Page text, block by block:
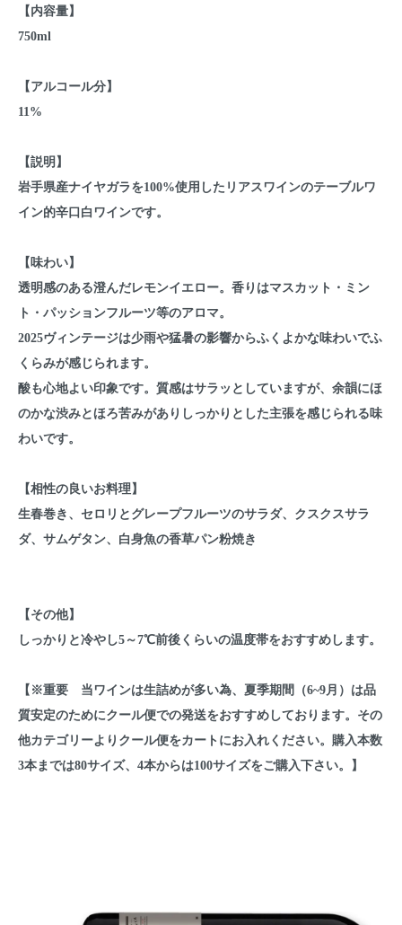
【内容量】
750ml
【アルコール分】
11%
【説明】
岩手県産ナイヤガラを100%使用したリアスワインのテーブルワ
イン的辛口白ワインです。
【味わい】
透明感のある澄んだレモンイエロー。香りはマスカット・ミン
ト・パッションフルーツ等のアロマ。
2025ヴィンテージは少雨や猛暑の影響からふくよかな味わいでふ
くらみが感じられます。
酸も心地よい印象です。質感はサラッとしていますが、余韻にほ
のかな渋みとほろ苦みがありしっかりとした主張を感じられる味
わいです。
【相性の良いお料理】
生春巻き、セロリとグレープフルーツのサラダ、クスクスサラ
ダ、サムゲタン、白身魚の香草パン粉焼き
【その他】
しっかりと冷やし5～7℃前後くらいの温度帯をおすすめします。
【※重要 当ワインは生詰めが多い為、夏季期間（6~9月）は品
質安定のためにクール便での発送をおすすめしております。その
他カテゴリーよりクール便をカートにお入れください。購入本数
3本までは80サイズ、4本からは100サイズをご購入下さい。】